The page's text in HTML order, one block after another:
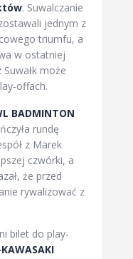
. Suwalczanie
jednym z
triumfu, a
w ostatniej
może
offach.
BADMINTON
rundę
z Marek
czwórki, a
że przed
rywalizować z
bilet do play-